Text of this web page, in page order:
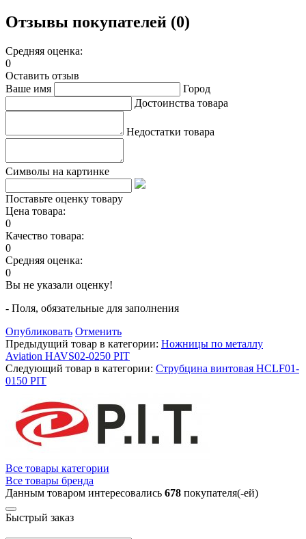
Отзывы покупателей (0)
Средняя оценка:
0
Оставить отзыв
Ваше имя
Город
Достоинства товара
Недостатки товара
Символы на картинке
Поставьте оценку товару
Цена товара:
0
Качество товара:
0
Средняя оценка:
0
Вы не указали оценку!
- Поля, обязательные для заполнения
Опубликовать Отменить
Предыдущий товар в категории: Ножницы по металлу
Aviation HAVS02-0250 PIT
Следующий товар в категории: Струбцина винтовая HCLF01-
0150 PIT
Все товары категории
Все товары бренда
Данным товаром интересовались 678 покупателя(-ей)
Быстрый заказ